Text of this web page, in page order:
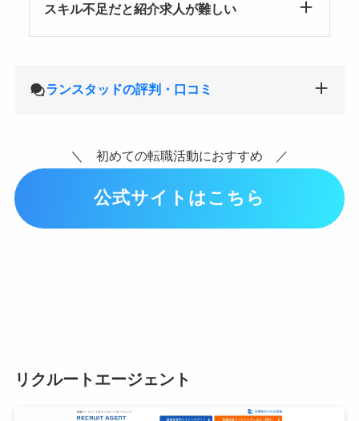
スキル不足だと紹介求人が難しい
ランスタッドの評判・口コミ
＼ 初めての転職活動におすすめ ／
公式サイトはこちら
リクルートエージェント